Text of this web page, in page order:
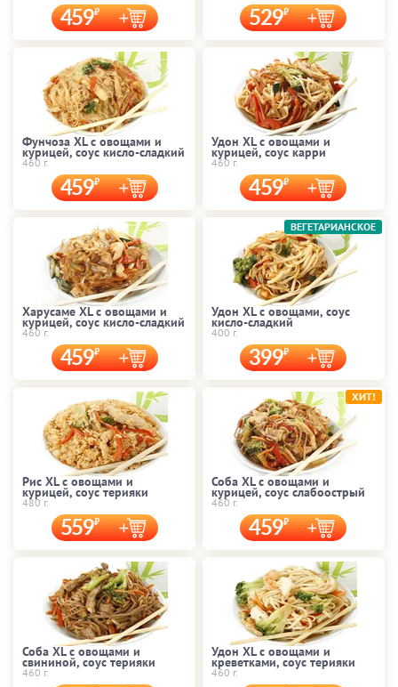
459 529
Фунчоза XL с овощами и
курицей, соус кисло-сладкий
460 г.
459
Удон XL с овощами и
курицей, соус карри
460 г.
459
Харусаме XL с овощами и
курицей, соус кисло-сладкий
460 г.
459
Удон XL с овощами, соус
кисло-сладкий
400 г.
399
ВЕГЕТАРИАНСКОЕ
Рис XL с овощами и
курицей, соус терияки
480 г.
559
Соба XL с овощами и
курицей, соус слабоострый
460 г.
459
ХИТ!
Соба XL с овощами и
свининой, соус терияки
460 г.
Удон XL с овощами и
креветками, соус терияки
460 г.